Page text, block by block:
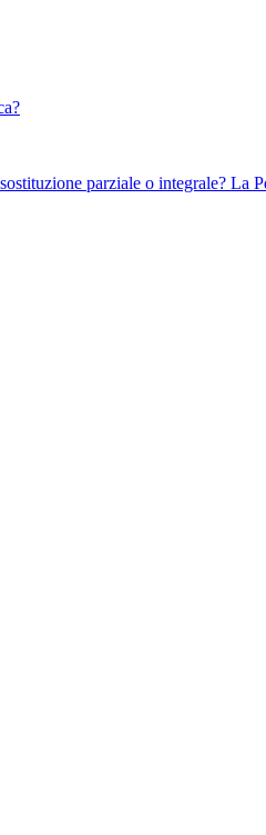
parziale o integrale?